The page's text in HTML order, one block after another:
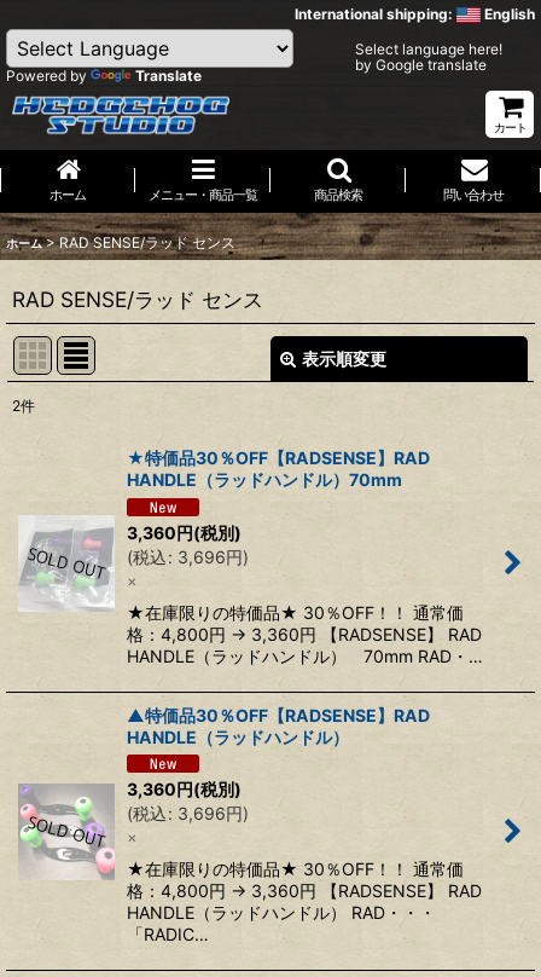
International shipping: English
Powered by Translate
Select language here!
by Google translate
カート
ホーム メニュー・商品一覧 商品検索 問い合わせ
ホーム > RAD SENSE/ラッド センス
RAD SENSE/ラッド センス
表示順変更
絞り込む
2件
★特価品30％OFF【RADSENSE】RAD
HANDLE（ラッドハンドル）70mm
3,360円(税別)
(税込: 3,696円)
×
★在庫限りの特価品★ 30％OFF！！ 通常価
格：4,800円 → 3,360円 【RADSENSE】 RAD
HANDLE（ラッドハンドル） 70mm RAD・…
▲特価品30％OFF【RADSENSE】RAD
HANDLE（ラッドハンドル）
3,360円(税別)
(税込: 3,696円)
×
★在庫限りの特価品★ 30％OFF！！ 通常価
格：4,800円 → 3,360円 【RADSENSE】 RAD
HANDLE（ラッドハンドル） RAD・・・
「RADIC…